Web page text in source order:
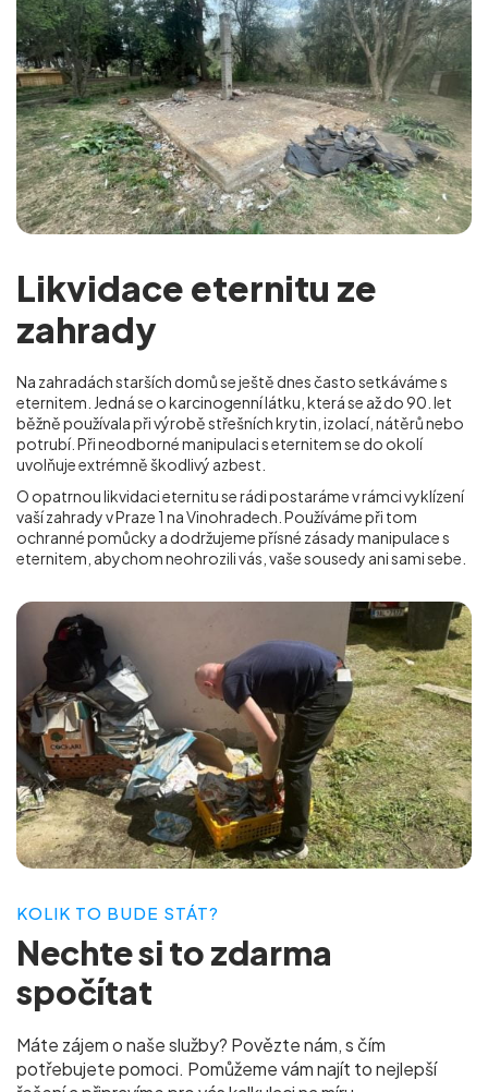
Likvidace eternitu ze
zahrady
Na zahradách starších domů se ještě dnes často setkáváme s
eternitem. Jedná se o karcinogenní látku, která se až do 90. let
běžně používala při výrobě střešních krytin, izolací, nátěrů nebo
potrubí. Při neodborné manipulaci s eternitem se do okolí
uvolňuje extrémně škodlivý azbest.
O opatrnou likvidaci eternitu se rádi postaráme v rámci vyklízení
vaší zahrady v Praze 1 na Vinohradech . Používáme při tom
ochranné pomůcky a dodržujeme přísné zásady manipulace s
eternitem, abychom neohrozili vás, vaše sousedy ani sami sebe.
KOLIK TO BUDE STÁT?
Nechte si tozdarma
spočítat
Máte zájem o naše služby? Povězte nám, s čím
potřebujete pomoci. Pomůžeme vám najít to nejlepší